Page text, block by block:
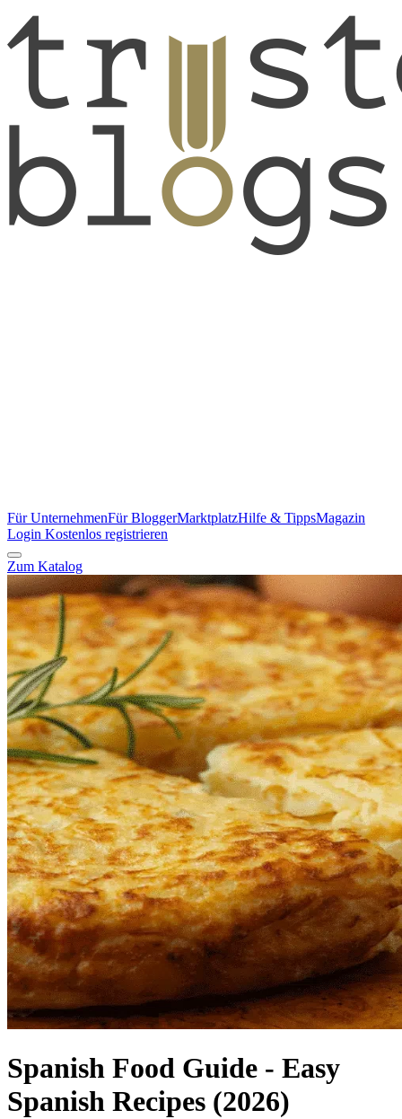
Für UnternehmenFür BloggerMarktplatzHilfe & TippsMagazin
Login Kostenlos registrieren
Zum Katalog
Spanish Food Guide - Easy
Spanish Recipes (2026)